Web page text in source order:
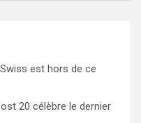
est hors de ce
20 célèbre le dernier